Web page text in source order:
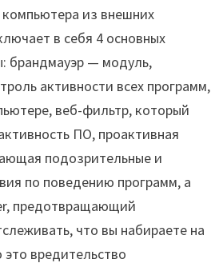
из внешних
в себя 4 основных
брандмауэр — модуль,
активности всех программ,
веб-фильтр, который
ПО, проактивная
подозрительные и
по поведению программ, а
предотвращающий
что вы набираете на
вредительство